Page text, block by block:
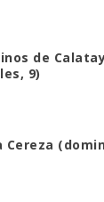
de
9)
Cereza